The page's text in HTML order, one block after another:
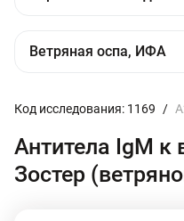
Код исследования: 1169 /
Антитела IgМ к
Зостер